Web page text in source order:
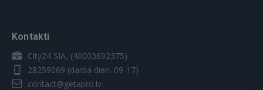
Kontakti
City24 SIA, (40003692375)
28259069 (darba dien. 09-17)
contact@getapro.lv